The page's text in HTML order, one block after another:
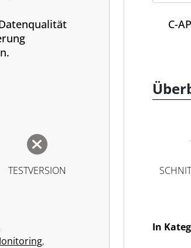
TESTVERSION
,
,
C-
In